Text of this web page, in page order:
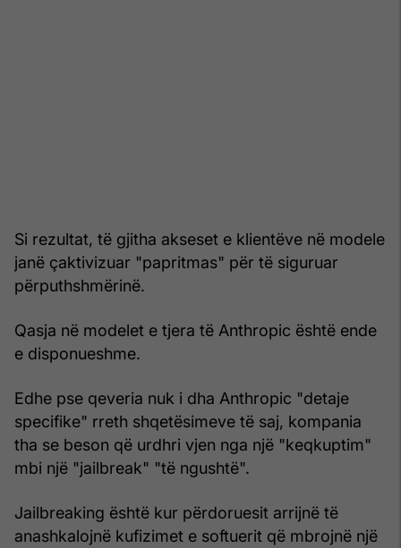
Si rezultat, të gjitha akseset e klientëve në modele
janë çaktivizuar "papritmas" për të siguruar
përputhshmërinë.
Qasja në modelet e tjera të Anthropic është ende
e disponueshme.
Edhe pse qeveria nuk i dha Anthropic "detaje
specifike" rreth shqetësimeve të saj, kompania
tha se beson që urdhri vjen nga një "keqkuptim"
mbi një "jailbreak" "të ngushtë".
Jailbreaking është kur përdoruesit arrijnë të
anashkalojnë kufizimet e softuerit që mbrojnë një